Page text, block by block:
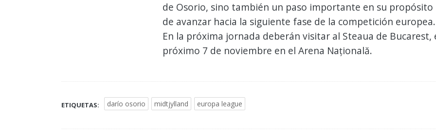
de Osorio, sino también un paso importante en su propósito
de avanzar hacia la siguiente fase de la competición europea.
En la próxima jornada deberán visitar al Steaua de Bucarest,
próximo 7 de noviembre en el Arena Națională.
ETIQUETAS: darío osorio midtjylland europa league